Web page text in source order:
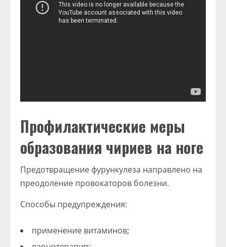
Профилактические меры
образования чириев на ноге
Предотвращение фурункулеза направлено на
преодоление провокаторов болезни.
Способы предупреждения:
применение витаминов;